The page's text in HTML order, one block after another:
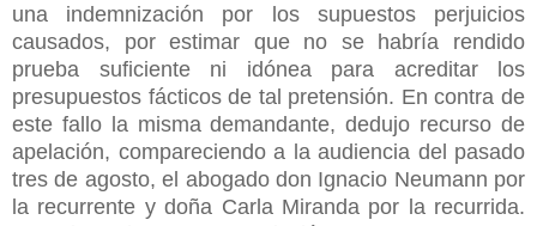
una indemnización por los supuestos perjuicios
causados, por estimar que no se habría rendido
prueba suficiente ni idónea para acreditar los
presupuestos fácticos de tal pretensión. En contra de
este fallo la misma demandante, dedujo recurso de
apelación, compareciendo a la audiencia del pasado
tres de agosto, el abogado don Ignacio Neumann por
la recurrente y doña Carla Miranda por la recurrida.